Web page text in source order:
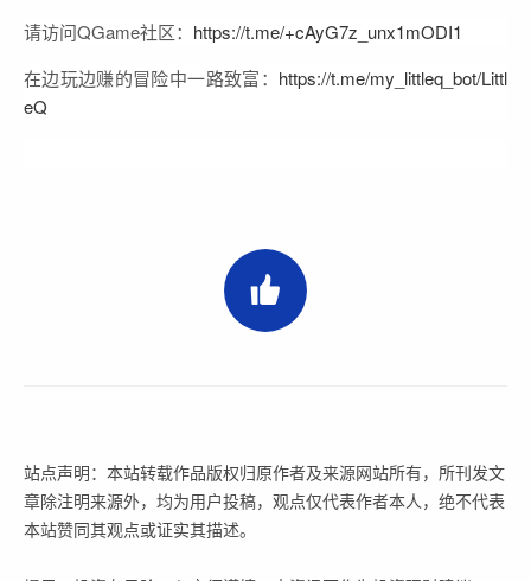
请访问QGame社区： https://t.me/+cAyG7z_unx1mODI1
在边玩边赚的冒险中一路致富： https://t.me/my_littleq_bot/Littl
eQ
站点声明：本站转载作品版权归原作者及来源网站所有，所刊发文
章除注明来源外，均为用户投稿，观点仅代表作者本人，绝不代表
本站赞同其观点或证实其描述。